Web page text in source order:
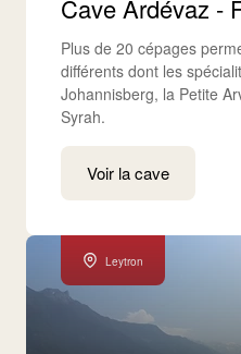
Cave Ardévaz -
Plus de 20 cépages
différents dont les
Johannisberg, la Petite
Syrah.
Voir la cave
Leytron